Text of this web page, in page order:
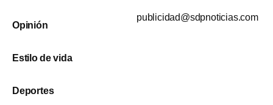
Opinión
Estilo de vida
Deportes
publicidad@sdpnoticias.com